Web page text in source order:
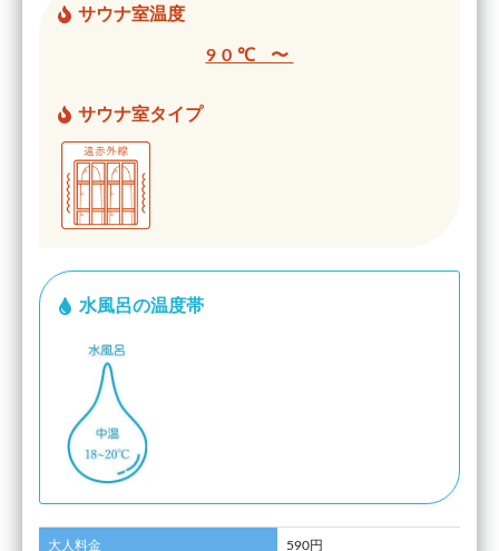
サウナ室温度
90℃ 〜
サウナ室タイプ
水風呂の温度帯
大人料金 590円